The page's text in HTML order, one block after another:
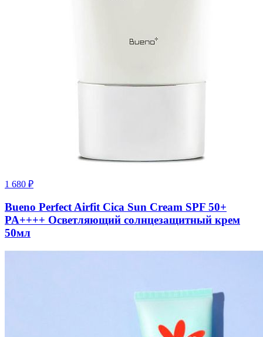
1 680 ₽
Bueno Perfect Airfit Cica Sun Cream SPF 50+
PA++++ Осветляющий солнцезащитный крем
50мл